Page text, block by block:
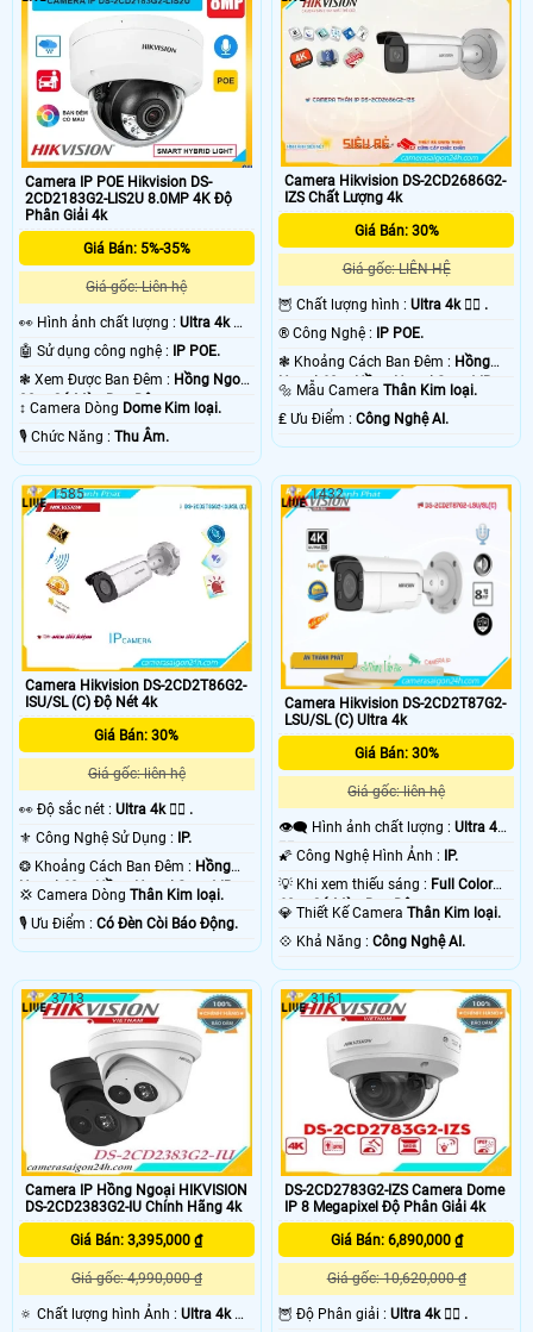
Camera IP POE Hikvision DS-
2CD2183G2-LIS2U 8.0MP 4K Độ
Phân Giải 4k
Giá Bán: 5%-35%
Giá gốc: Liên hệ
️👀 Hình ảnh chất lượng : Ultra 4k 👍🏾
🤖️ Sử dụng công nghệ : IP POE.
❃ Xem Được Ban Đêm : Hồng Ngoại
30m Có Màu Ban Ðêm.
↕️ Camera Dòng Dome Kim loại.
️🎙 Chức Năng : Thu Âm.
Camera Hikvision DS-2CD2686G2-
IZS Chất Lượng 4k
Giá Bán: 30%
Giá gốc: LIÊN HỆ
🦉 Chất lượng hình :Ultra 4k 👍🏾 .
®️ Công Nghệ : IP POE.
❃ Khoảng Cách Ban Đêm : Hồng
Ngoại 60m Hồng Ngoại Smart IR.
🔩 Mẫu CameraThân Kim loại.
️₤ Ưu Điểm :Công Nghệ AI.
Camera Hikvision DS-2CD2T86G2-
ISU/SL (C) Độ Nét 4k
Giá Bán: 30%
Giá gốc: liên hệ
️👀 Độ sắc nét : Ultra 4k 👍🏾 .
⚜️ Công Nghệ Sử Dụng :
IP.
❂ Khoảng Cách Ban Đêm : Hồng
Ngoại 60m Hồng Ngoại Smart IR.
💢 Camera Dòng Thân Kim loại.
️🎙 Ưu Điểm : Có Đèn Còi Báo Động.
1585
Camera Hikvision DS-2CD2T87G2-
LSU/SL (C) Ultra 4k
Giá Bán: 30%
Giá gốc: liên hệ
👁️‍🗨 Hình ảnh chất lượng :Ultra 4k
👍🏾 .
🌠 Công Nghệ Hình Ảnh :
IP.
💡 Khi xem thiếu sáng : Full Color
60m Có Màu Ban Đêm.
💎 Thiết Kế CameraThân Kim loại.
️💠 Khả Năng :Công Nghệ AI.
1432
Camera IP Hồng Ngoại HIKVISION
DS-2CD2383G2-IU Chính Hãng 4k
Giá Bán: 3,395,000 ₫
Giá gốc: 4,990,000 ₫
🔅 Chất lượng hình Ảnh : Ultra 4k 👍🏾
3713
DS-2CD2783G2-IZS Camera Dome
IP 8 Megapixel Độ Phân Giải 4k
Giá Bán: 6,890,000 ₫
Giá gốc: 10,620,000 ₫
🦉 Độ Phân giải :Ultra 4k 👍🏾 .
3161